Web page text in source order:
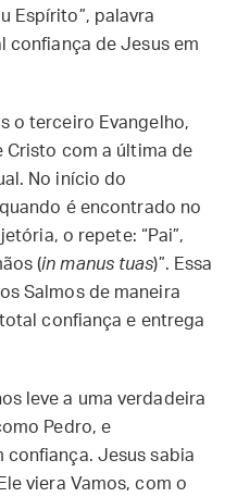
Espírito”, palavra
confiança de Jesus em
o terceiro Evangelho,
Cristo com a última de
No início do
é encontrado no
o repete: “Pai”,
(in manus tuas)”. Essa
Salmos de maneira
confiança e entrega
leve a uma verdadeira
Pedro, e
Jesus sabia
viera Vamos, com o